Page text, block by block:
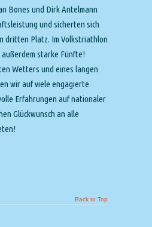
Bones und Dirk Antelmann
und sicherten sich
dritten Platz. Im Volkstriathlon
starke Fünfte!
Wetters und eines langen
wir auf viele engagierte
Erfahrungen auf nationaler
Glückwunsch an alle
Back to Top